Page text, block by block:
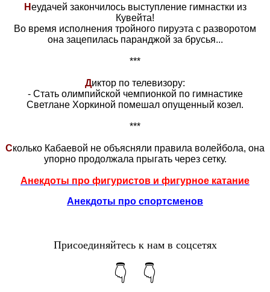
Неудачей закончилось выступление гимнастки из
Кувейта!
Во время исполнения тройного пируэта с разворотом
она зацепилась паранджой за брусья...
***
Диктор по телевизору:
- Стать олимпийской чемпионкой по гимнастике
Светлане Хоркиной помешал опущенный козел.
***
Сколько Кабаевой не объясняли правила волейбола, она
упорно продолжала прыгать через сетку.
Анекдоты про фигуристов и фигурное катание
Анекдоты про спортсменов
Присоединяйтесь к нам в соцсетях
👇 👇